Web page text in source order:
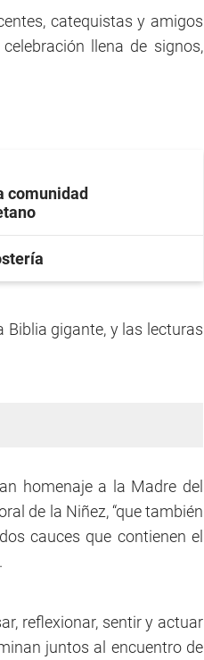
catequistas y amigos
llena de signos,
comunidad
Biblia gigante, y las lecturas
homenaje a la Madre del
de la Niñez, “que también
cauces que contienen el
reflexionar, sentir y actuar
juntos al encuentro de